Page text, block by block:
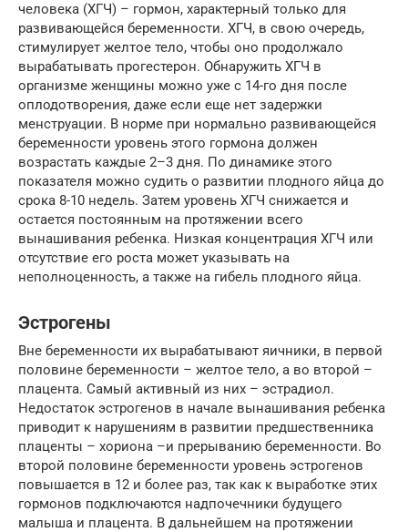
человека (ХГЧ) – гормон, характерный только для
развивающейся беременности. ХГЧ, в свою очередь,
стимулирует желтое тело, чтобы оно продолжало
вырабатывать прогестерон. Обнаружить ХГЧ в
организме женщины можно уже с 14-го дня после
оплодотворения, даже если еще нет задержки
менструации. В норме при нормально развивающейся
беременности уровень этого гормона должен
возрастать каждые 2–3 дня. По динамике этого
показателя можно судить о развитии плодного яйца до
срока 8-10 недель. Затем уровень ХГЧ снижается и
остается постоянным на протяжении всего
вынашивания ребенка. Низкая концентрация ХГЧ или
отсутствие его роста может указывать на
неполноценность, а также на гибель плодного яйца.
Эстрогены
Вне беременности их вырабатывают яичники, в первой
половине беременности – желтое тело, а во второй –
плацента. Самый активный из них – эстрадиол.
Недостаток эстрогенов в начале вынашивания ребенка
приводит к нарушениям в развитии предшественника
плаценты – хориона –и прерыванию беременности. Во
второй половине беременности уровень эстрогенов
повышается в 12 и более раз, так как к выработке этих
гормонов подключаются надпочечники будущего
малыша и плацента. В дальнейшем на протяжении